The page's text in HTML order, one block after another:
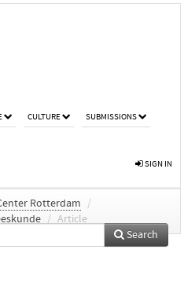
CULTURE SUBMISSIONS
SIGN IN
Rotterdam
/
/ Article
Search